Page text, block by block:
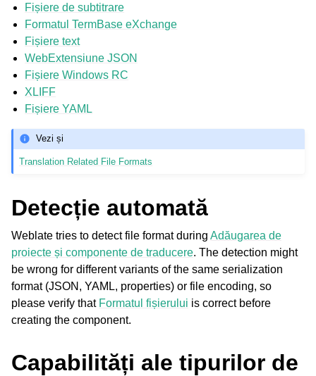
Fișiere de subtitrare
Formatul TermBase eXchange
Fișiere text
WebExtensiune JSON
Fișiere Windows RC
XLIFF
Fișiere YAML
Vezi și
Translation Related File Formats
Detecție automată
Weblate tries to detect file format during Adăugarea de
proiecte și componente de traducere. The detection might
be wrong for different variants of the same serialization
format (JSON, YAML, properties) or file encoding, so
please verify that Formatul fișierului is correct before
creating the component.
Capabilități ale tipurilor de